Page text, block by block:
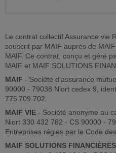
Le contrat collectif Assurance vie
souscrit par MAIF auprès de
MAIF. Ce contrat, conçu et géré
MAIF et MAIF SOLUTIONS
MAIF - Société d’assurance
90000 - 79038 Niort cedex 9,
775 709 702.
MAIF VIE - Société anonyme au
Niort 330 432 782 - CS 90000 -
Entreprises régies par le Code
MAIF SOLUTIONS FINANCIÈRES